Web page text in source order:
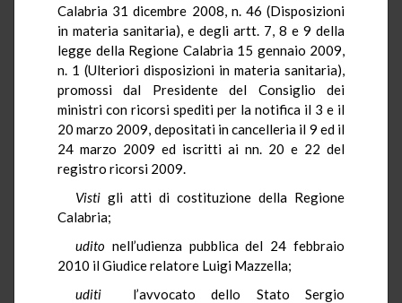
Calabria 31 dicembre 2008, n. 46 (Disposizioni
in materia sanitaria), e degli artt. 7, 8 e 9 della
legge della Regione Calabria 15 gennaio 2009,
n. 1 (Ulteriori disposizioni in materia sanitaria),
promossi dal Presidente del Consiglio dei
ministri con ricorsi spediti per la notifica il 3 e il
20 marzo 2009, depositati in cancelleria il 9 ed il
24 marzo 2009 ed iscritti ai nn. 20 e 22 del
registro ricorsi 2009.
Visti gli atti di costituzione della Regione
Calabria;
udito nell’udienza pubblica del 24 febbraio
2010 il Giudice relatore Luigi Mazzella;
uditi
l’avvocato dello Stato Sergio